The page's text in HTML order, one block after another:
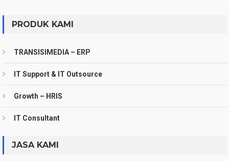
PRODUK KAMI
TRANSISIMEDIA – ERP
IT Support & IT Outsource
Growth – HRIS
IT Consultant
JASA KAMI